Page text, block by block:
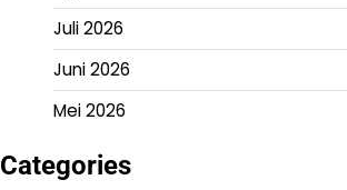
Juli 2026
Juni 2026
Mei 2026
Categories